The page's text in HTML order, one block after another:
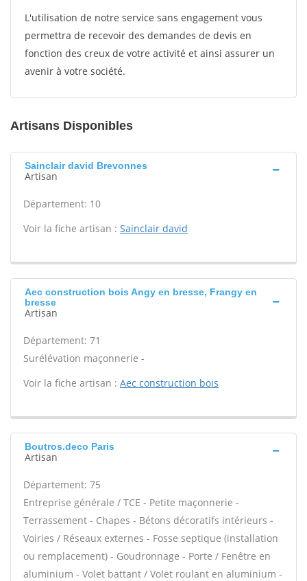
L'utilisation de notre service sans engagement vous
permettra de recevoir des demandes de devis en
fonction des creux de votre activité et ainsi assurer un
avenir à votre société.
Artisans Disponibles
Sainclair david Brevonnes
Artisan
Département: 10
Voir la fiche artisan : Sainclair david
Aec construction bois Angy en bresse, Frangy en
bresse
Artisan
Département: 71
Surélévation maçonnerie -
Voir la fiche artisan : Aec construction bois
Boutros.deco Paris
Artisan
Département: 75
Entreprise générale / TCE - Petite maçonnerie -
Terrassement - Chapes - Bétons décoratifs intérieurs -
Voiries / Réseaux externes - Fosse septique (installation
ou remplacement) - Goudronnage - Porte / Fenêtre en
aluminium - Volet battant / Volet roulant en aluminium -